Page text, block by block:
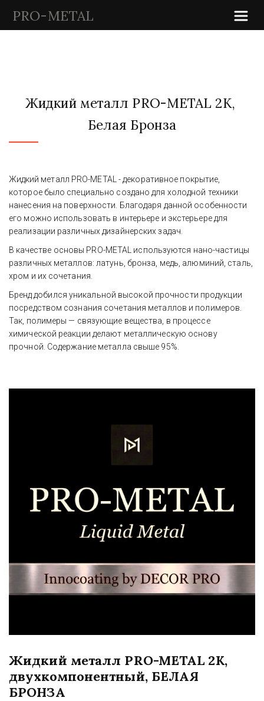
PRO-METAL
Жидкий металл PRO-METAL 2K,
Белая Бронза
Жидкий металл PRO-METAL - декоративное покрытие,
которое было специально создано для холодной техники
нанесения на поверхности. Благодаря данной особенности
его можно использовать в интерьере и экстерьере для
реализации различных дизайнерских задач.
В качестве основы PRO-METAL используются нано-частицы
различных металлов: латунь, бронза, медь, алюминий, сталь,
хром и их сочетания.
Бренд добился уникальной высокой прочности продукции
посредством сознания сочетания металлов и полимеров.
Так, полимеры — связующие вещества, в процессе
химической реакции делают металлическую основу
прочной. Содержание металла свыше 95%.
Жидкий металл PRO-METAL 2K,
двухкомпонентный, БЕЛАЯ
БРОНЗА